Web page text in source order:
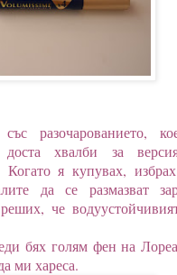
разочарованието,
хвалби за
Когато я купувах,
да се размазват
че
бях голям фен на
ми хареса.